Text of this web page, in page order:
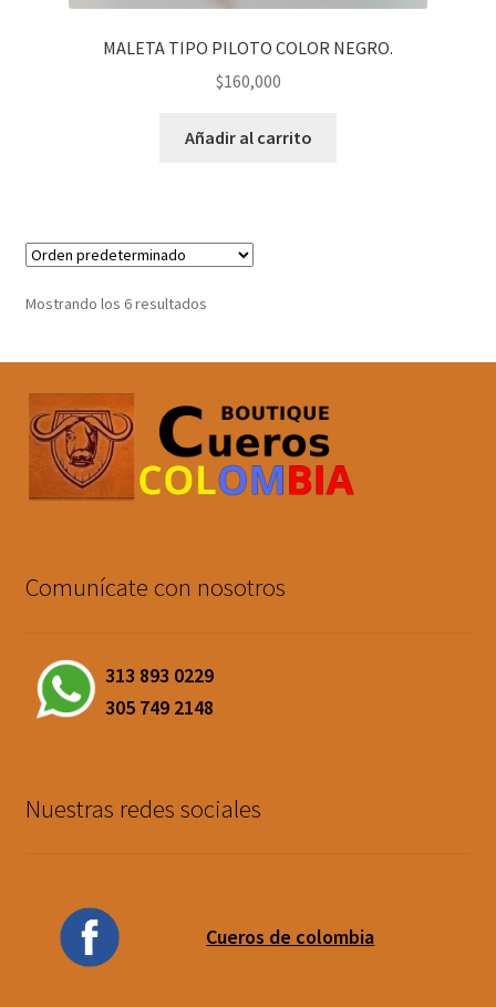
MALETA TIPO PILOTO COLOR NEGRO.
$160,000
Añadir al carrito
Mostrando los 6 resultados
Comunícate con nosotros
313 893 0229
305 749 2148
Nuestras redes sociales
Cueros de colombia